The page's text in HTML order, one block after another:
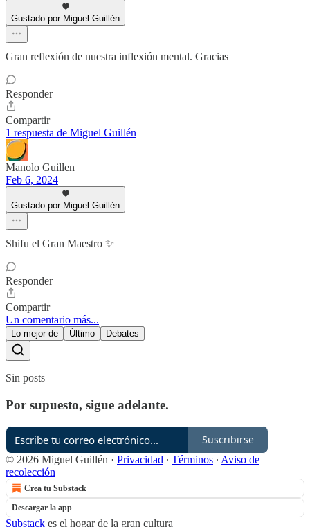
Gustado por Miguel Guillén
Gran reflexión de nuestra inflexión mental. Gracias
Responder
Compartir
1 respuesta de Miguel Guillén
Manolo Guillen
Feb 6, 2024
Gustado por Miguel Guillén
Shifu el Gran Maestro ✨
Responder
Compartir
Un comentario más...
Lo mejor de Último Debates
Sin posts
Por supuesto, sigue adelante.
Suscribirse
© 2026 Miguel Guillén · Privacidad ∙ Términos ∙ Aviso de
recolección
Crea tu Substack
Descargar la app
Substack es el hogar de la gran cultura